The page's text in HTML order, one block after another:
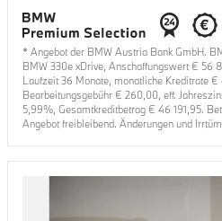
* Angebot der BMW Austria Bank GmbH.
BMW 330e xDrive , Anschaffungswert € 56
Laufzeit36 Monate, monatliche Kreditrate €
Bearbeitungsgebühr € 260,00 , eff.
5,99%, Gesamtkreditbetrag € 46 191,95.
Angebot freibleibend. Änderungen und